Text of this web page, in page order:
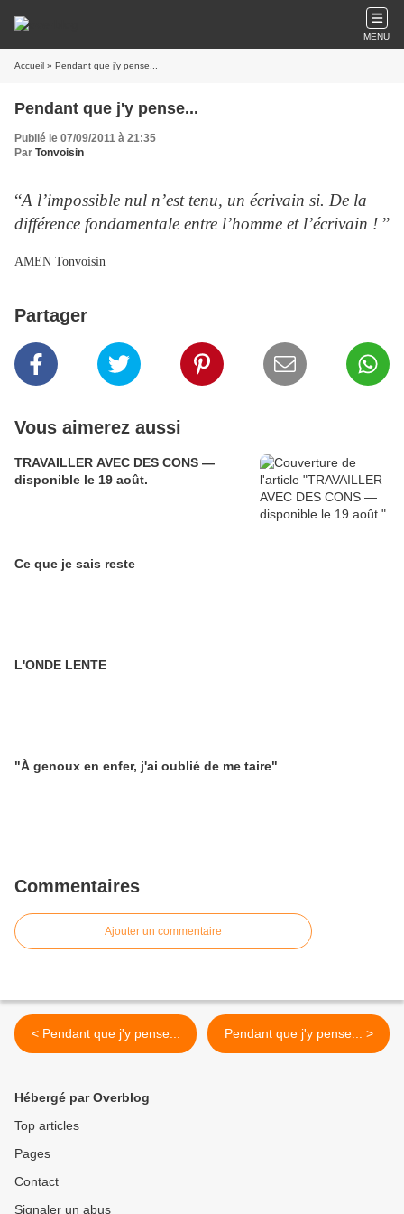
MENU
Accueil » Pendant que j'y pense...
Pendant que j'y pense...
Publié le 07/09/2011 à 21:35
Par Tonvoisin
“A l’impossible nul n’est tenu, un écrivain si. De la
différence fondamentale entre l’homme et l’écrivain ! ”
AMEN Tonvoisin
Partager
Vous aimerez aussi
TRAVAILLER AVEC DES CONS —
disponible le 19 août.
Ce que je sais reste
L'ONDE LENTE
"À genoux en enfer, j'ai oublié de me taire"
Commentaires
Ajouter un commentaire
< Pendant que j'y pense... Pendant que j'y pense... >
Hébergé par Overblog
Top articles
Pages
Contact
Signaler un abus